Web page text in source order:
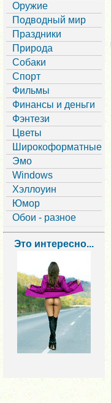
Оружие
Подводный мир
Праздники
Природа
Собаки
Спорт
Фильмы
Финансы и деньги
Фэнтези
Цветы
Широкоформатные
Эмо
Windows
Хэллоуин
Юмор
Обои - разное
Это интересно...